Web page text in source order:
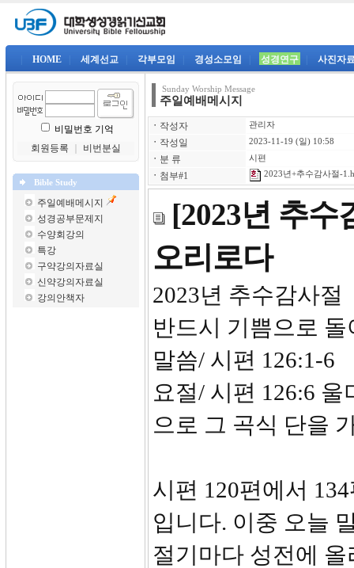
HOME 세계선교 각부모임 경성소모임 성경연구 사진자
비밀번호 기억
회원등록
비번분실
Bible Study
주일예배메시지
성경공부문제지
수양회강의
특강
구약강의자료실
신약강의자료실
강의안책자
Sunday Worship Message
주일예배메시지
ㆍ 작성자 관리자
ㆍ 작성일 2023-11-19 (일) 10:58
ㆍ 분 류 시편
ㆍ 첨부#1 2023년+추수감사절-
[2023년 추수
오리로다
2023년 추
반드시 기쁨으로
말씀/ 시편 126:1-6
요절/ 시편 126:6
으로 그 곡식 단을
시편 120편에서
입니다. 이중 오늘
절기마다 성전에